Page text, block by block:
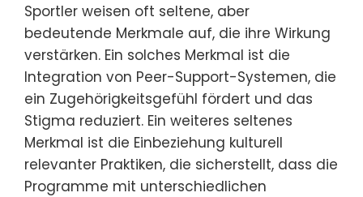
Sportler weisen oft seltene, aber
bedeutende Merkmale auf, die ihre Wirkung
verstärken. Ein solches Merkmal ist die
Integration von Peer-Support-Systemen, die
ein Zugehörigkeitsgefühl fördert und das
Stigma reduziert. Ein weiteres seltenes
Merkmal ist die Einbeziehung kulturell
relevanter Praktiken, die sicherstellt, dass die
Programme mit unterschiedlichen